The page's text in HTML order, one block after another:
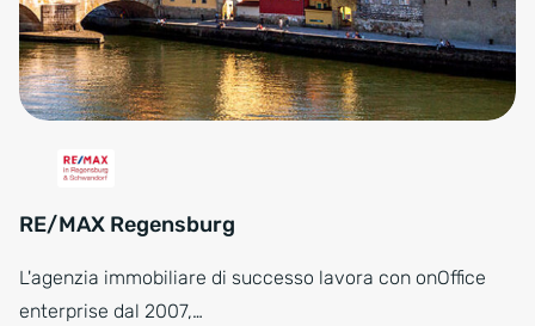
RE/MAX Regensburg
L'agenzia immobiliare di successo lavora con onOffice
enterprise dal 2007,…